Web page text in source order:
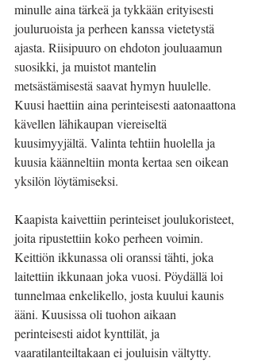
minulle aina tärkeä ja tykkään erityisesti
jouluruoista ja perheen kanssa vietetystä
ajasta. Riisipuuro on ehdoton jouluaamun
suosikki, ja muistot mantelin
metsästämisestä saavat hymyn huulelle.
Kuusi haettiin aina perinteisesti aatonaattona
kävellen lähikaupan viereiseltä
kuusimyyjältä. Valinta tehtiin huolella ja
kuusia käänneltiin monta kertaa sen oikean
yksilön löytämiseksi.
Kaapista kaivettiin perinteiset joulukoristeet,
joita ripustettiin koko perheen voimin.
Keittiön ikkunassa oli oranssi tähti, joka
laitettiin ikkunaan joka vuosi. Pöydällä loi
tunnelmaa enkelikello, josta kuului kaunis
ääni. Kuusissa oli tuohon aikaan
perinteisesti aidot kynttilät, ja
vaaratilanteiltakaan ei jouluisin vältytty.